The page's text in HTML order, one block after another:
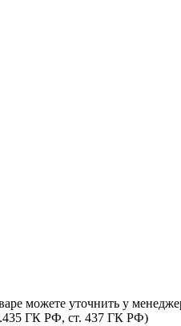
можете уточнить у
ГК РФ, cт. 437 ГК РФ)